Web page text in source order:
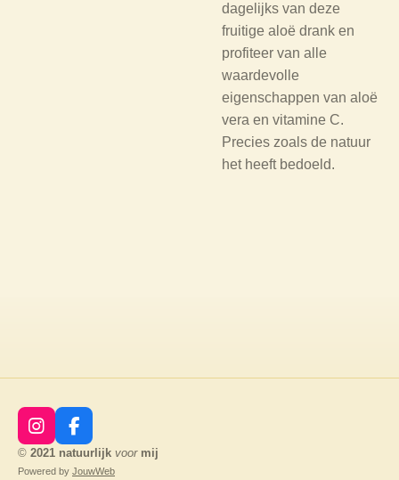
dagelijks van deze
fruitige aloë drank en
profiteer van alle
waardevolle
eigenschappen van aloë
vera en vitamine C.
Precies zoals de natuur
het heeft bedoeld.
I
n
s
F
a
c
© 2021 natuurlijk voor mij
Powered by JouwWeb